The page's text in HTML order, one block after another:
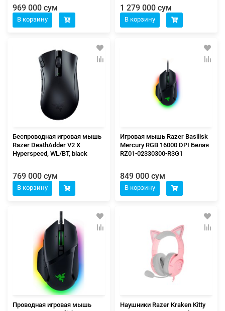
969 000 сум
В корзину
1 279 000 сум
В корзину
Беспроводная игровая мышь
Razer DeathAdder V2 X
Hyperspeed, WL/BT, black
769 000 сум
В корзину
Игровая мышь Razer Basilisk
Mercury RGB 16000 DPI Белая
RZ01-02330300-R3G1
849 000 сум
В корзину
Проводная игровая мышь
Наушники Razer Kraken Kitty